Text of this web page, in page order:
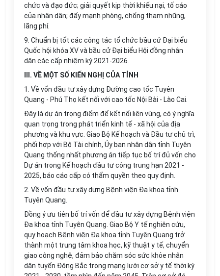
chức và đạo đức; giải quyết kịp thời khiếu nại, tố cáo
của nhân dân; đẩy mạnh phòng, chống tham nhũng,
lãng phí.
9. Chuẩn bị tốt các công tác tổ chức bầu cử Đại biểu
Quốc hội khóa XV và bầu cử Đại biểu Hội đồng nhân
dân các cấp nhiệm kỳ 2021-2026.
III. VỀ MỘT SỐ KIẾN NGHỊ CỦA TỈNH
1. Về vốn đầu tư xây dựng Đường cao tốc Tuyên
Quang - Phú Thọ kết nối với cao tốc Nội Bài - Lào Cai.
Đây là dự án trọng điểm để kết nối liên vùng, có ý nghĩa
quan trọng trong phát triển kinh tế - xã hội của địa
phương và khu vực. Giao Bộ Kế hoạch và Đầu tư chủ trì,
phối hợp với Bộ Tài chính, Ủy ban nhân dân tỉnh Tuyên
Quang thống nhất phương án tiếp tục bố trí đủ vốn cho
Dự án trong Kế hoạch đầu tư công trung hạn 2021 -
2025, báo cáo cấp có thẩm quyền theo quy định.
2. Về vốn đầu tư xây dựng Bệnh viện Đa khoa tỉnh
Tuyên Quang.
Đồng ý ưu tiên bố trí vốn để đầu tư xây dựng Bệnh viện
Đa khoa tỉnh Tuyên Quang. Giao Bộ Y tế nghiên cứu,
quy hoạch Bệnh viện Đa khoa tỉnh Tuyên Quang trở
thành một trung tâm khoa học, kỹ thuật y tế, chuyển
giao công nghệ, đảm bảo chăm sóc sức khỏe nhân
dân tuyến Đông Bắc trong mạng lưới cơ sở y tế thời kỳ